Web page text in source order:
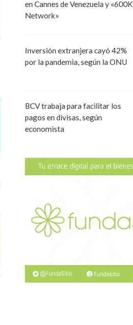
en Cannes de Venezuela y «600K
Network»
Inversión extranjera cayó 42%
por la pandemia, según la ONU
BCV trabaja para facilitar los
pagos en divisas, según
economista